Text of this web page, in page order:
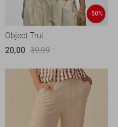
-50%
Object Trui
20,00 39,99